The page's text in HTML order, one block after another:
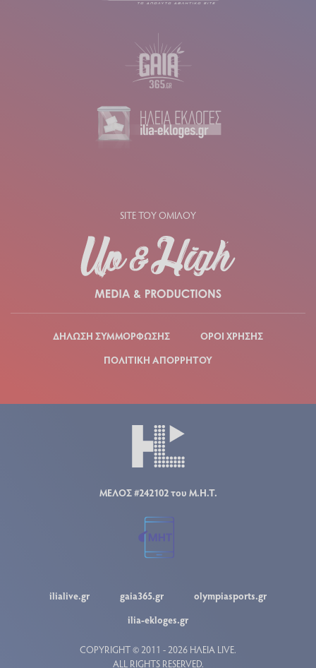
SITE ΤΟΥ ΟΜΙΛΟΥ
ΔΗΛΩΣΗ ΣΥΜΜΟΡΦΩΣΗΣ
ΟΡΟΙ ΧΡΗΣΗΣ
ΠΟΛΙΤΙΚΗ ΑΠΟΡΡΗΤΟΥ
ΜΕΛΟΣ #242102 του Μ.Η.Τ.
ilialive.gr gaia365.gr
olympiasports.gr
ilia-ekloges.gr
COPYRIGHT © 2011 - 2026 ΗΛΕΙΑ LIVE.
ALL RIGHTS RESERVED.